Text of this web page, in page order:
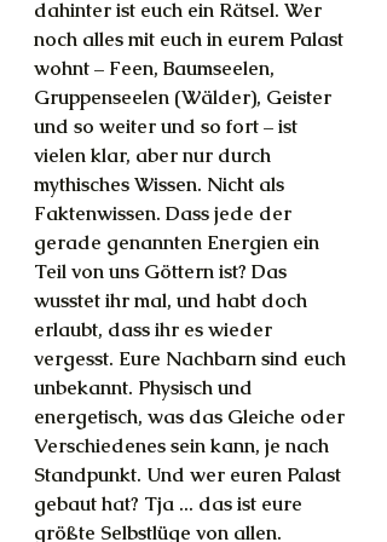
dahinter ist euch ein Rätsel. Wer
noch alles mit euch in eurem Palast
wohnt – Feen, Baumseelen,
Gruppenseelen (Wälder), Geister
und so weiter und so fort – ist
vielen klar, aber nur durch
mythisches Wissen. Nicht als
Faktenwissen. Dass jede der
gerade genannten Energien ein
Teil von uns Göttern ist? Das
wusstet ihr mal, und habt doch
erlaubt, dass ihr es wieder
vergesst. Eure Nachbarn sind euch
unbekannt. Physisch und
energetisch, was das Gleiche oder
Verschiedenes sein kann, je nach
Standpunkt. Und wer euren Palast
gebaut hat? Tja ... das ist eure
größte Selbstlüge von allen.